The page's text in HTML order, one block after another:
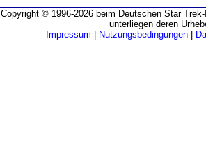
Copyright © 1996-2026 beim Deutschen Star
unterliegen deren
Impressum
Nutzungsbedingungen